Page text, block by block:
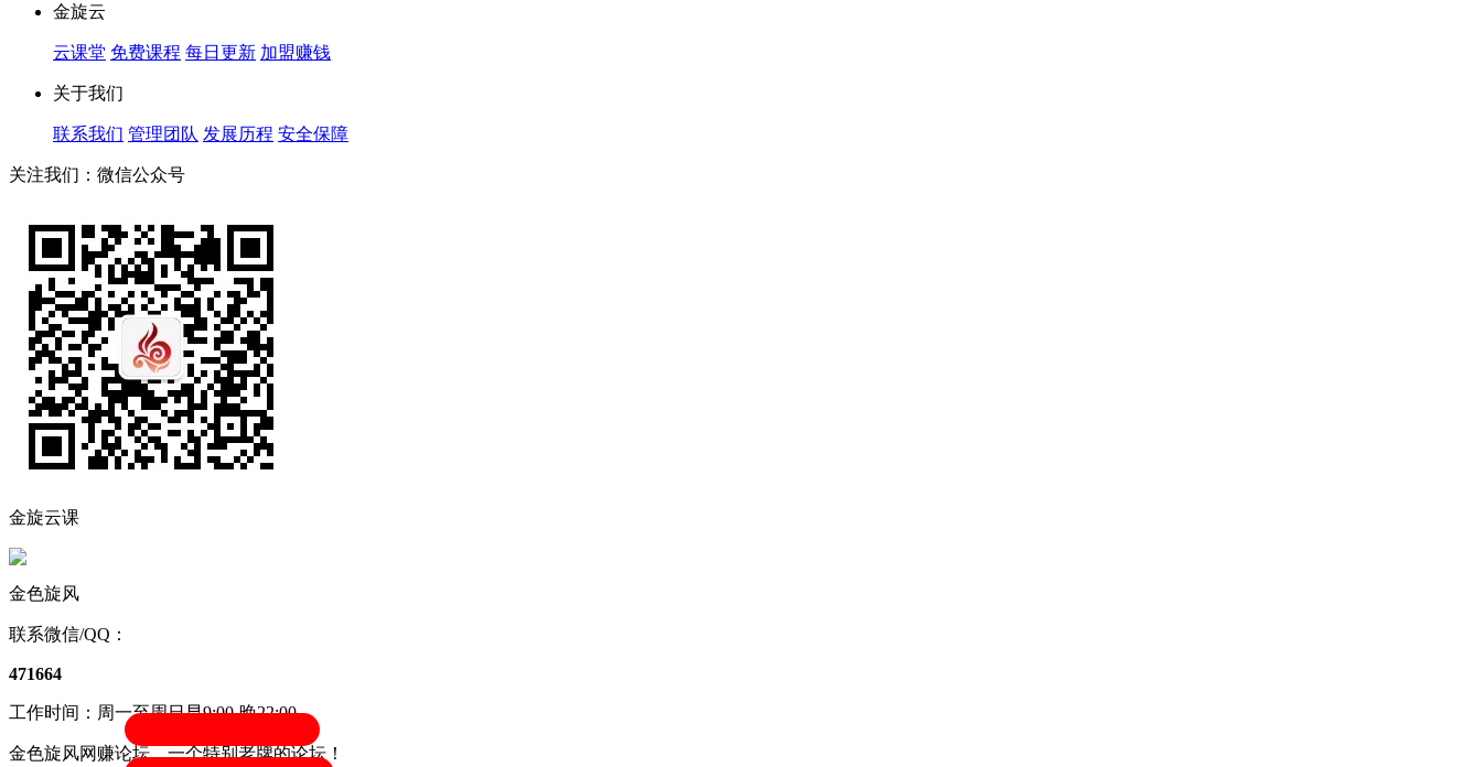
金旋云
云课堂 免费课程 每日更新 加盟赚钱
关于我们
联系我们 管理团队 发展历程 安全保障
关注我们：微信公众号
金旋云课
金色旋风
联系微信/QQ：
471664
工作时间：周一至周日早9:00-晚22:00
金色旋风网赚论坛，一个特别老牌的论坛！